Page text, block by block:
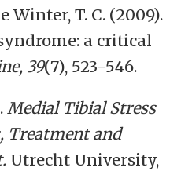
Winter, T. C. (2009).
a critical
39(7), 523-546.
Medial Tibial Stress
Treatment and
Utrecht University,